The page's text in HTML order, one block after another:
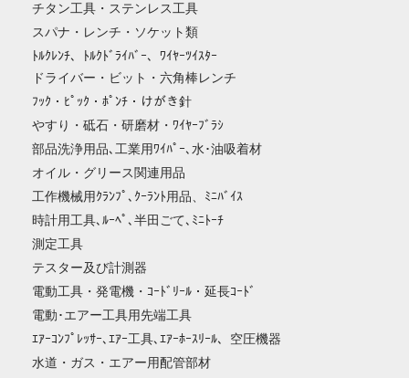
チタン工具・ステンレス工具
スパナ・レンチ・ソケット類
ﾄﾙｸﾚﾝﾁ、ﾄﾙｸﾄﾞﾗｲﾊﾞｰ、ﾜｲﾔｰﾂｲｽﾀｰ
ドライバー・ビット・六角棒レンチ
ﾌｯｸ・ﾋﾟｯｸ・ﾎﾟﾝﾁ・けがき針
やすり・砥石・研磨材・ﾜｲﾔｰﾌﾞﾗｼ
部品洗浄用品､工業用ﾜｲﾊﾟｰ､水･油吸着材
オイル・グリース関連用品
工作機械用ｸﾗﾝﾌﾟ､ｸｰﾗﾝﾄ用品、ﾐﾆﾊﾞｲｽ
時計用工具､ﾙｰﾍﾟ､半田ごて､ﾐﾆﾄｰﾁ
測定工具
テスター及び計測器
電動工具・発電機・ｺｰﾄﾞﾘｰﾙ・延長ｺｰﾄﾞ
電動･エアー工具用先端工具
ｴｱｰｺﾝﾌﾟﾚｯｻｰ､ｴｱｰ工具､ｴｱｰﾎｰｽﾘｰﾙ、空圧機器
水道・ガス・エアー用配管部材